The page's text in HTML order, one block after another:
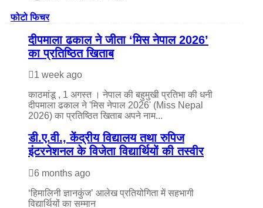
फोटो फिचर
दीपमाला ढकाल ने जीता ‘मिस नेपाल 2026’
का प्रतिष्ठित खिताब
1 week ago
काठमांडू , 1 अगस्त । नेपाल की बहुमुखी प्रतिभा की धनी
दीपमाला ढकाल ने 'मिस नेपाल 2026' (Miss Nepal
2026) का प्रतिष्ठित खिताब अपने नाम...
डी.ए.वी., केंद्रीय विद्यालय तथा रुपिज
इंटरनेशनल के विजेता विद्यार्थियों की तस्वीर
6 months ago
‘हिमालिनी ज्ञानकुंज’ आलेख प्रतियोगिता में सहभागी
विद्यार्थियों का सम्मान